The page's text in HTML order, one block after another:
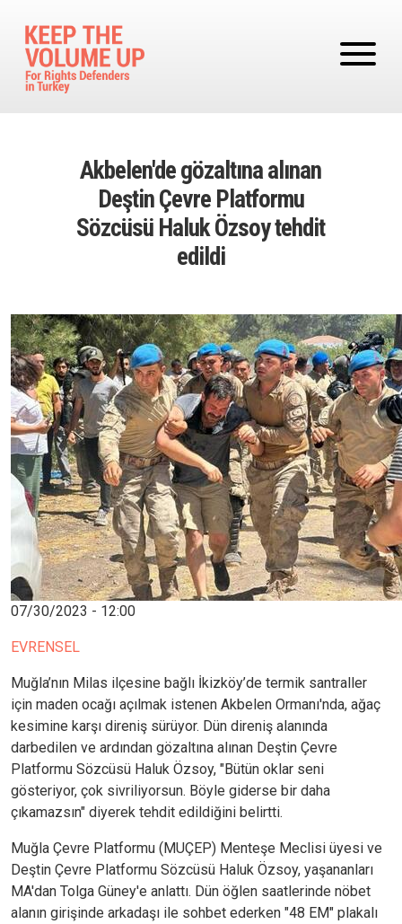
Akbelen'de gözaltına alınan
Deştin Çevre Platformu
Sözcüsü Haluk Özsoy tehdit
edildi
Image
07/30/2023 - 12:00
EVRENSEL
Muğla’nın Milas ilçesine bağlı İkizköy’de termik santraller
için maden ocağı açılmak istenen Akbelen Ormanı'nda, ağaç
kesimine karşı direniş sürüyor. Dün direniş alanında
darbedilen ve ardından gözaltına alınan Deştin Çevre
Platformu Sözcüsü Haluk Özsoy, "Bütün oklar seni
gösteriyor, çok sivriliyorsun. Böyle giderse bir daha
çıkamazsın" diyerek tehdit edildiğini belirtti.
Muğla Çevre Platformu (MUÇEP) Menteşe Meclisi üyesi ve
Deştin Çevre Platformu Sözcüsü Haluk Özsoy, yaşananları
MA'dan Tolga Güney'e anlattı. Dün öğlen saatlerinde nöbet
alanın girişinde arkadaşı ile sohbet ederken "48 EM" plakalı